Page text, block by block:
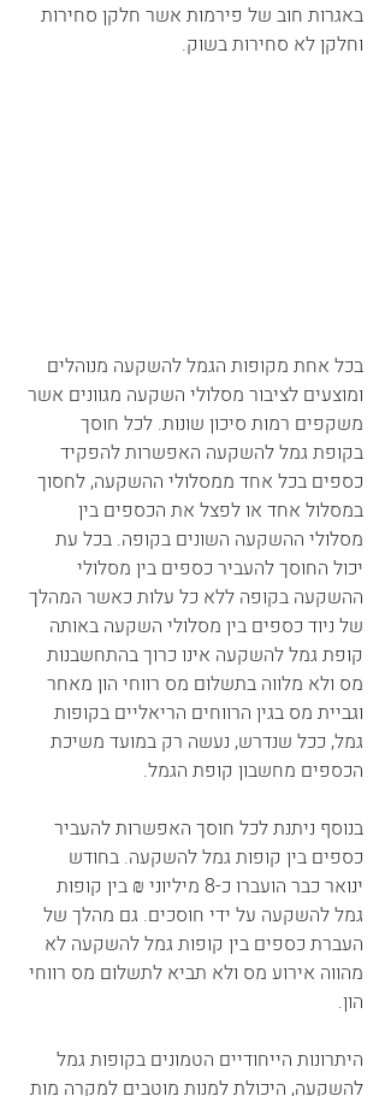
באגרות חוב של פירמות אשר חלקן סחירות
וחלקן לא סחירות בשוק.
בכל אחת מקופות הגמל להשקעה מנוהלים
ומוצעים לציבור מסלולי השקעה מגוונים אשר
משקפים רמות סיכון שונות. לכל חוסך
בקופת גמל להשקעה האפשרות להפקיד
כספים בכל אחד ממסלולי ההשקעה, לחסוך
במסלול אחד או לפצל את הכספים בין
מסלולי ההשקעה השונים בקופה. בכל עת
יכול החוסך להעביר כספים בין מסלולי
ההשקעה בקופה ללא כל עלות כאשר המהלך
של ניוד כספים בין מסלולי השקעה באותה
קופת גמל להשקעה אינו כרוך בהתחשבנות
מס ולא מלווה בתשלום מס רווחי הון מאחר
וגביית מס בגין הרווחים הריאליים בקופות
גמל, ככל שנדרש, נעשה רק במועד משיכת
הכספים מחשבון קופת הגמל.
בנוסף ניתנת לכל חוסך האפשרות להעביר
כספים בין קופות גמל להשקעה. בחודש
ינואר כבר הועברו כ-8 מיליוני ₪ בין קופות
גמל להשקעה על ידי חוסכים. גם מהלך של
העברת כספים בין קופות גמל להשקעה לא
מהווה אירוע מס ולא תביא לתשלום מס רווחי
הון.
היתרונות הייחודיים הטמונים בקופות גמל
להשקעה, היכולת למנות מוטבים למקרה מות